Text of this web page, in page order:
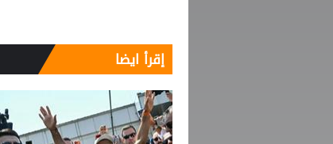
إقرأ ايضا